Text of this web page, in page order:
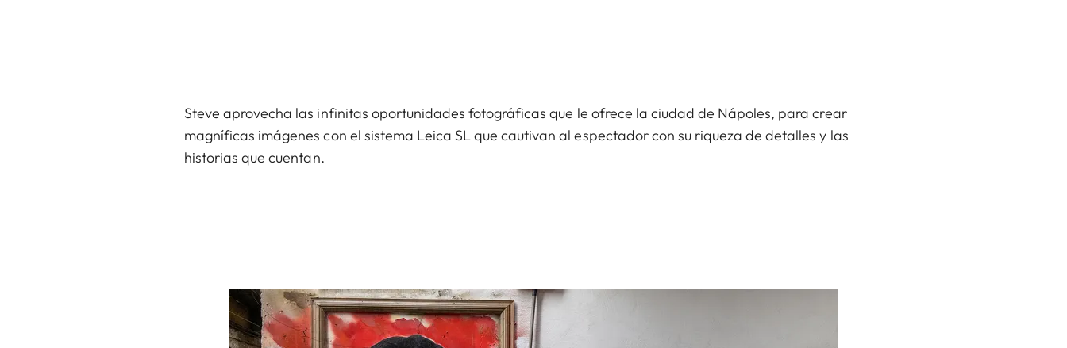
Steve aprovecha las infinitas oportunidades fotográficas que le ofrece la ciudad de Nápoles, para crear
magníficas imágenes con el sistema Leica SL que cautivan al espectador con su riqueza de detalles y las
historias que cuentan.